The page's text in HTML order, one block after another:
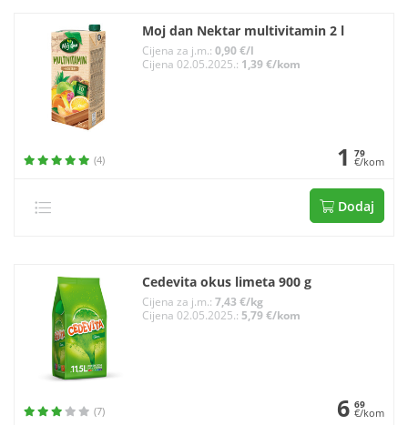
Moj dan Nektar multivitamin 2 l
Cijena za j.m.: 0,90 €/l
Cijena 02.05.2025.: 1,39 €/kom
(4) 1 79
€/kom
Dodaj
Cedevita okus limeta 900 g
Cijena za j.m.: 7,43 €/kg
Cijena 02.05.2025.: 5,79 €/kom
(7) 6 69
€/kom